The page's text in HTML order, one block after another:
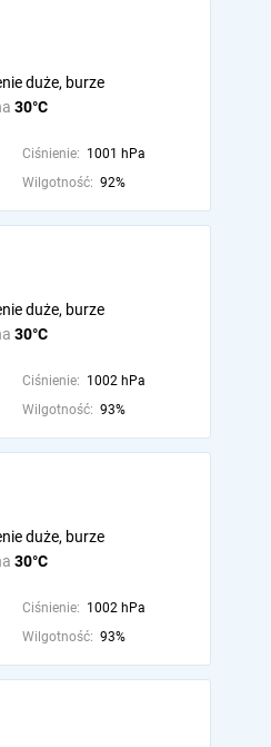
30°C
duże, burze
Ciśnienie: 1001 hPa
Wilgotność: 92%
30°C
duże, burze
Ciśnienie: 1002 hPa
Wilgotność: 93%
30°C
duże, burze
Ciśnienie: 1002 hPa
Wilgotność: 93%